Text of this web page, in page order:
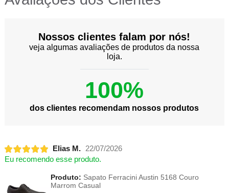
Nossos clientes falam por nós!
veja algumas avaliações de produtos da nossa
loja.
100%
dos clientes recomendam nossos produtos
Elias M.
22/07/2026
Eu recomendo esse produto.
Produto: Sapato Ferracini Austin 5168 Couro
Marrom Casual